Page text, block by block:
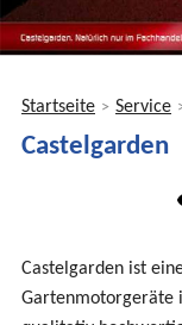
Sie
sind
Startseite > Service
Castelgarden
Castelgarden ist
Gartenmotorgeräte